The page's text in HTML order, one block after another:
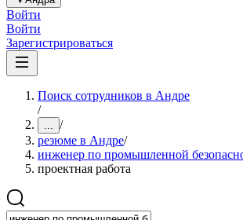
Войти
Войти
Зарегистрироваться
Поиск сотрудников в Андре
/
... /
резюме в Андре/
инженер по промышленной
проектная работа